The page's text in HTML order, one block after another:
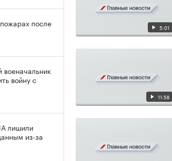
5:01
11:58
после
военачальник
войну с
лишили
из-за